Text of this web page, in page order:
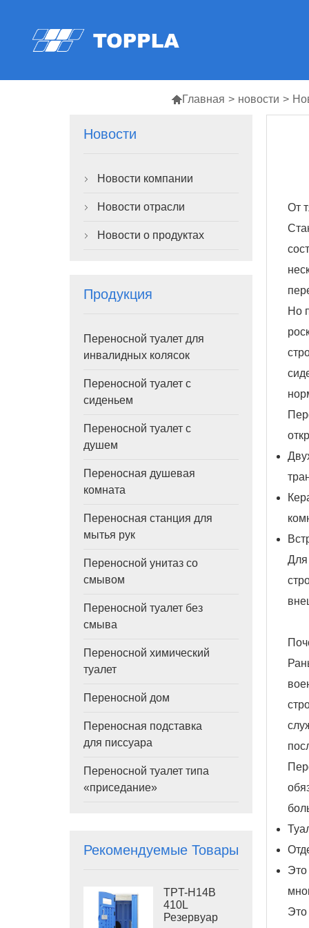
Главная > новости >
Новости
 Новости компании
 Новости отрасли
 Новости о продуктах
Продукция
Переносной туалет для
инвалидных колясок
Переносной туалет с
сиденьем
Переносной туалет с
душем
Переносная душевая
комната
Переносная станция для
мытья рук
Переносной унитаз со
смывом
Переносной туалет без
смыва
Переносной химический
туалет
Переносной дом
Переносная подставка
для писсуара
Переносной туалет типа
«приседание»
Рекомендуемые Товары
TPT-H14B
410L
Резервуар
От
Но
Для
Это